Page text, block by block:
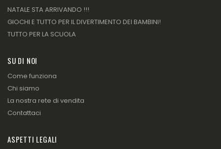
NATALE STA ARRIVANDO !!!
GIOCHI E TUTTO PER IL DIVERTIMENTO DEI BAMBINI!
TUTTO PER LA SCUOLA
SU DI NOI
Come funziona
Chi siamo
La nostra rete di vendita
Contattaci
ASPETTI LEGALI